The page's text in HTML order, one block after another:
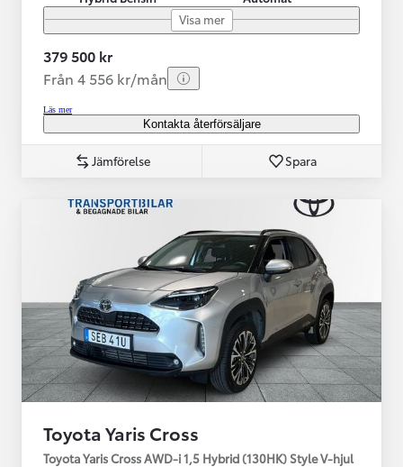
Visa mer
379 500 kr
Från 4 556 kr/mån
Läs mer
Kontakta återförsäljare
Jämförelse Spara
Toyota Yaris Cross
Toyota Yaris Cross AWD-i 1,5 Hybrid (130HK) Style V-hjul